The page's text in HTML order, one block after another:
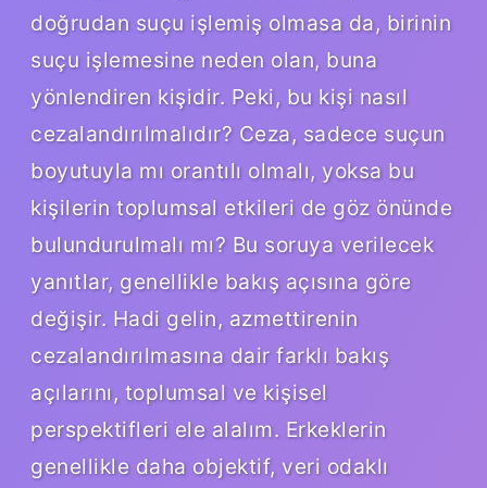
doğrudan suçu işlemiş olmasa da, birinin
suçu işlemesine neden olan, buna
yönlendiren kişidir. Peki, bu kişi nasıl
cezalandırılmalıdır? Ceza, sadece suçun
boyutuyla mı orantılı olmalı, yoksa bu
kişilerin toplumsal etkileri de göz önünde
bulundurulmalı mı? Bu soruya verilecek
yanıtlar, genellikle bakış açısına göre
değişir. Hadi gelin, azmettirenin
cezalandırılmasına dair farklı bakış
açılarını, toplumsal ve kişisel
perspektifleri ele alalım. Erkeklerin
genellikle daha objektif, veri odaklı